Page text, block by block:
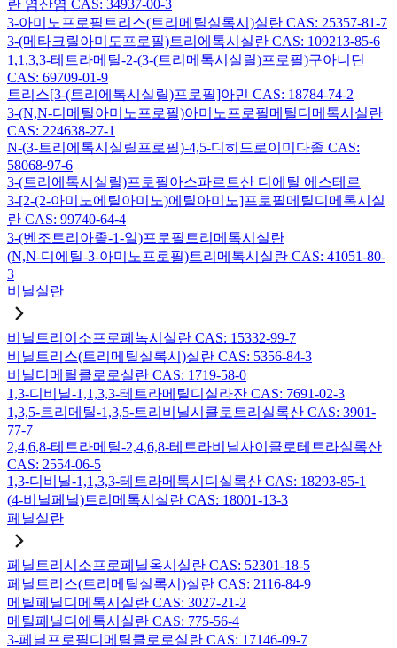
란 염산염 CAS: 34937-00-3
3-아미노프로필트리스(트리메틸실록시)실란 CAS: 25357-81-7
3-(메타크릴아미도프로필)트리에톡시실란 CAS: 109213-85-6
1,1,3,3-테트라메틸-2-(3-(트리메톡시실릴)프로필)구아니딘
CAS: 69709-01-9
트리스[3-(트리에톡시실릴)프로필]아민 CAS: 18784-74-2
3-(N,N-디메틸아미노프로필)아미노프로필메틸디메톡시실란
CAS: 224638-27-1
N-(3-트리에톡시실릴프로필)-4,5-디히드로이미다졸 CAS:
58068-97-6
3-(트리에톡시실릴)프로필아스파르트산 디에틸 에스테르
3-[2-(2-아미노에틸아미노)에틸아미노]프로필메틸디메톡시실
란 CAS: 99740-64-4
3-(벤조트리아졸-1-일)프로필트리메톡시실란
(N,N-디에틸-3-아미노프로필)트리메톡시실란 CAS: 41051-80-
3
비닐실란
비닐트리이소프로페녹시실란 CAS: 15332-99-7
비닐트리스(트리메틸실록시)실란 CAS: 5356-84-3
비닐디메틸클로로실란 CAS: 1719-58-0
1,3-디비닐-1,1,3,3-테트라메틸디실라잔 CAS: 7691-02-3
1,3,5-트리메틸-1,3,5-트리비닐시클로트리실록산 CAS: 3901-
77-7
2,4,6,8-테트라메틸-2,4,6,8-테트라비닐사이클로테트라실록산
CAS: 2554-06-5
1,3-디비닐-1,1,3,3-테트라메톡시디실록산 CAS: 18293-85-1
(4-비닐페닐)트리메톡시실란 CAS: 18001-13-3
페닐실란
페닐트리시소프로페닐옥시실란 CAS: 52301-18-5
페닐트리스(트리메틸실록시)실란 CAS: 2116-84-9
메틸페닐디메톡시실란 CAS: 3027-21-2
메틸페닐디에톡시실란 CAS: 775-56-4
3-페닐프로필디메틸클로로실란 CAS: 17146-09-7